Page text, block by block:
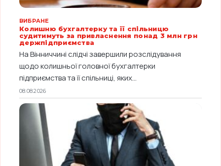
ВИБРАНЕ
Колишню бухгалтерку та її спільницю
судитимуть за привласнення понад 3 млн грн
держпідприємства
На Вінниччині слідчі завершили розслідування
щодо колишньої головної бухгалтерки
підприємства та її спільниці, яких...
08.08.2026